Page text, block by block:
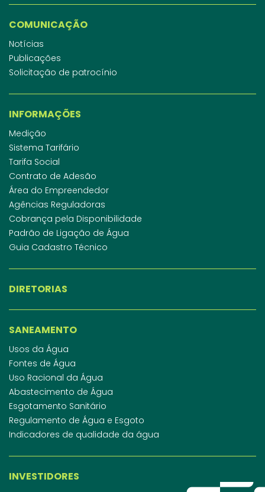
COMUNICAÇÃO
Notícias
Publicações
Solicitação de patrocínio
INFORMAÇÕES
Medição
Sistema Tarifário
Tarifa Social
Contrato de Adesão
Área do Empreendedor
Agências Reguladoras
Cobrança pela Disponibilidade
Padrão de Ligação de Água
Guia Cadastro Técnico
DIRETORIAS
SANEAMENTO
Usos da Água
Fontes de Água
Uso Racional da Água
Abastecimento de Água
Esgotamento Sanitário
Regulamento de Água e Esgoto
Indicadores de qualidade da água
INVESTIDORES